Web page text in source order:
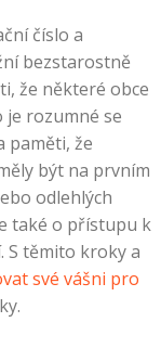
číslo a
bezstarostně
že některé obce
je rozumné se
paměti, že
být na prvním
odlehlých
také o přístupu k
S těmito kroky a
své vášni pro